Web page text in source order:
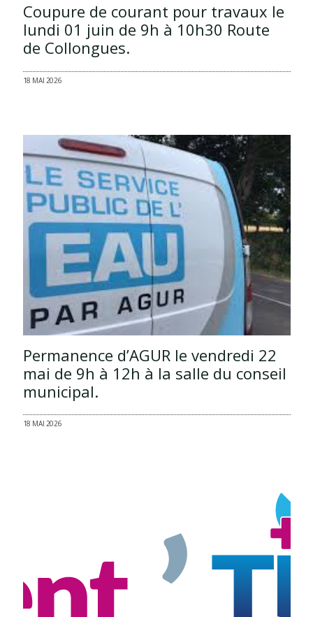
Coupure de courant pour travaux le
lundi 01 juin de 9h à 10h30 Route
de Collongues.
18 MAI 2026
Permanence d’AGUR le vendredi 22
mai de 9h à 12h à la salle du conseil
municipal.
18 MAI 2026